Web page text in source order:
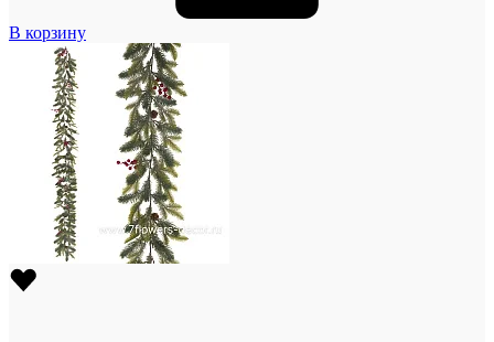
В корзину